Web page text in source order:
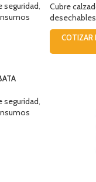
seguridad,
Cubre
desechables
COTIZAR
seguridad,